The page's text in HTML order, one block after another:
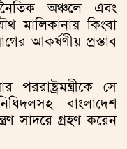
অঞ্চলে এবং
মালিকানায় কিংবা
আকর্ষণীয় প্রস্তাব
সে
বাংলাদেশ
সাদরে গ্রহণ করেন